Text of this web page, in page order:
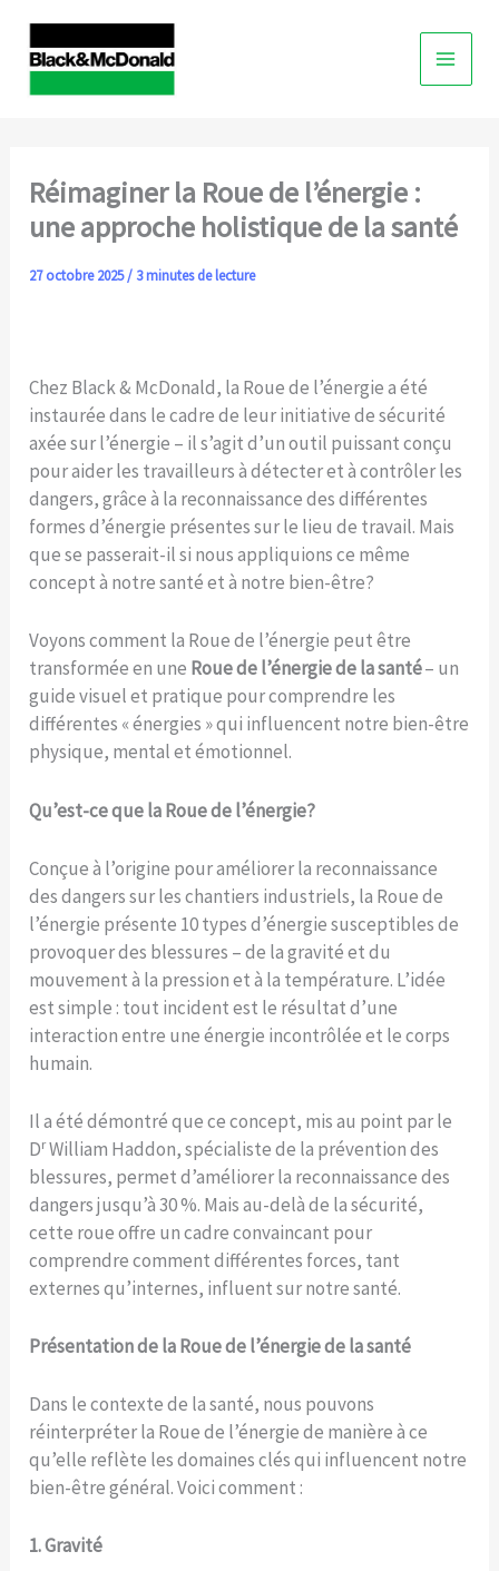
content
Réimaginer la Roue de l’énergie :
une approche holistique de la santé
27 octobre 2025/ 3 minutes de lecture
Chez Black & McDonald, la Roue de l’énergie a été
instaurée dans le cadre de leur initiative de sécurité
axée sur l’énergie – il s’agit d’un outil puissant conçu
pour aider les travailleurs à détecter et à contrôler les
dangers, grâce à la reconnaissance des différentes
formes d’énergie présentes sur le lieu de travail. Mais
que se passerait-il si nous appliquions ce même
concept à notre santé et à notre bien-être?
Voyons comment la Roue de l’énergie peut être
transformée en une Roue de l’énergie de la santé– un
guide visuel et pratique pour comprendre les
différentes « énergies » qui influencent notre bien-être
physique, mental et émotionnel.
Qu’est-ce que la Roue de l’énergie?
Conçue à l’origine pour améliorer la reconnaissance
des dangers sur les chantiers industriels, la Roue de
l’énergie présente 10 types d’énergie susceptibles de
provoquer des blessures – de la gravité et du
mouvement à la pression et à la température. L’idée
est simple : tout incident est le résultat d’une
interaction entre une énergie incontrôlée et le corps
humain.
Il a été démontré que ce concept, mis au point par le
DrWilliam Haddon, spécialiste de la prévention des
blessures, permet d’améliorer la reconnaissance des
dangers jusqu’à 30 %. Mais au-delà de la sécurité,
cette roue offre un cadre convaincant pour
comprendre comment différentes forces, tant
externes qu’internes, influent sur notre santé.
Présentation de la Roue de l’énergie de la santé
Dans le contexte de la santé, nous pouvons
réinterpréter la Roue de l’énergie de manière à ce
qu’elle reflète les domaines clés qui influencent notre
bien-être général. Voici comment :
1. Gravité